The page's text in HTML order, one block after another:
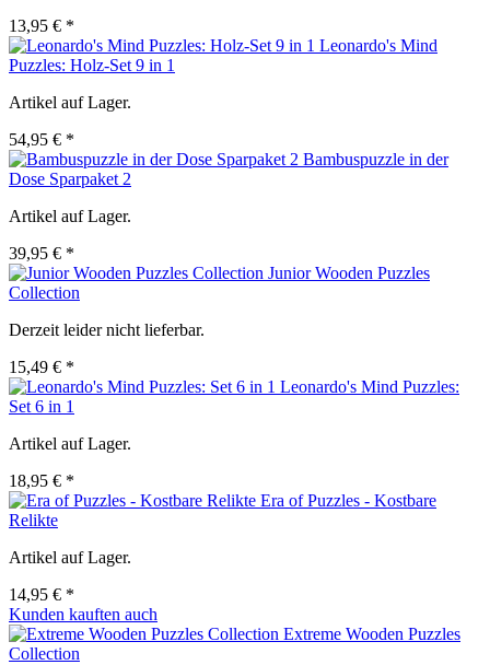
13,95 € *
Leonardo's Mind
Puzzles: Holz-Set 9 in 1
Artikel auf Lager.
54,95 € *
Bambuspuzzle in der
Dose Sparpaket 2
Artikel auf Lager.
39,95 € *
Junior Wooden Puzzles
Collection
Derzeit leider nicht lieferbar.
15,49 € *
Leonardo's Mind Puzzles:
Set 6 in 1
Artikel auf Lager.
18,95 € *
Era of Puzzles - Kostbare
Relikte
Artikel auf Lager.
14,95 € *
Kunden kauften auch
Extreme Wooden Puzzles
Collection